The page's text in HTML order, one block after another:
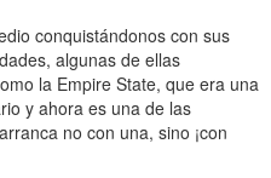
conquistándonos con sus
algunas de ellas
la Empire State, que era una
y ahora es una de las
no con una, sino ¡con